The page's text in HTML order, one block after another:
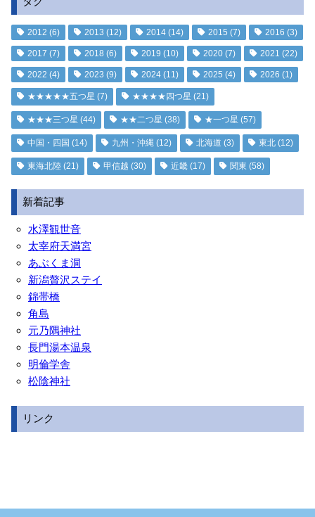
2012 (6) 2013 (12) 2014 (14) 2015 (7) 2016 (3)
2017 (7) 2018 (6) 2019 (10) 2020 (7) 2021 (22)
2022 (4) 2023 (9) 2024 (11) 2025 (4) 2026 (1)
★★★★★五つ星 (7) ★★★★四つ星 (21)
★★★三つ星 (44) ★★二つ星 (38) ★一つ星 (57)
中国・四国 (14) 九州・沖縄 (12) 北海道 (3) 東北 (12)
東海北陸 (21) 甲信越 (30) 近畿 (17) 関東 (58)
新着記事
水澤観世音
太宰府天満宮
あぶくま洞
新潟贅沢ステイ
錦帯橋
角島
元乃隅神社
長門湯本温泉
明倫学舎
松陰神社
リンク